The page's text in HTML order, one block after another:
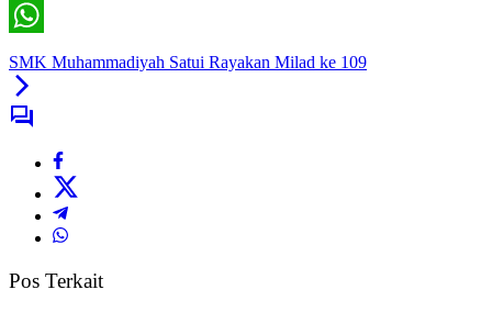
Print
SMK Muhammadiyah Satui Rayakan Milad ke 109
Pos Terkait